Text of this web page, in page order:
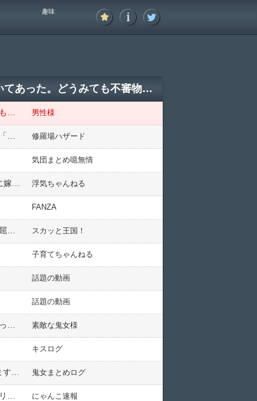
趣味
アルバイトから帰ってきた深夜、俺の部屋の前にまだ少しあったかい中華丼がぽつんと置いてあった。どうみても不審物なんだけど、すごくお腹空いてたし…
男性様
修羅場ハザード
気団まとめ噫無情
浮気ちゃんねる
FANZA
スカッと王国！
子育てちゃんねる
話題の動画
話題の動画
素敵な鬼女様
キスログ
鬼女まとめログ
にゃんこ速報